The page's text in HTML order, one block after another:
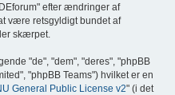
efter ændringer af
være retsgyldigt bundet af
skærpet.
"de", "dem", "deres", "phpBB
"phpBB Teams") hvilket er en
General Public License v2" (i det